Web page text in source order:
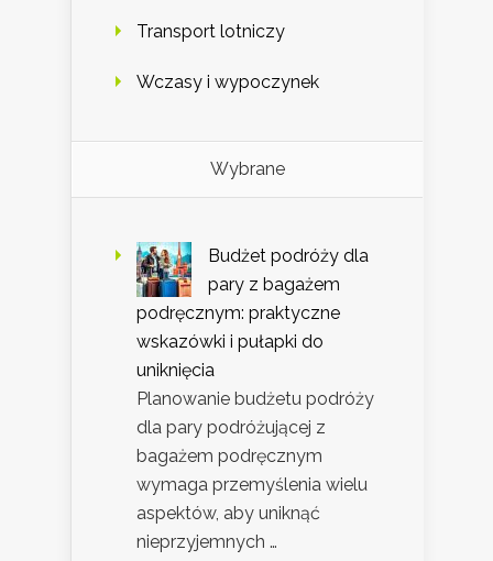
Transport lotniczy
Wczasy i wypoczynek
Wybrane
Budżet podróży dla
pary z bagażem
podręcznym: praktyczne
wskazówki i pułapki do
uniknięcia
Planowanie budżetu podróży
dla pary podróżującej z
bagażem podręcznym
wymaga przemyślenia wielu
aspektów, aby uniknąć
nieprzyjemnych …